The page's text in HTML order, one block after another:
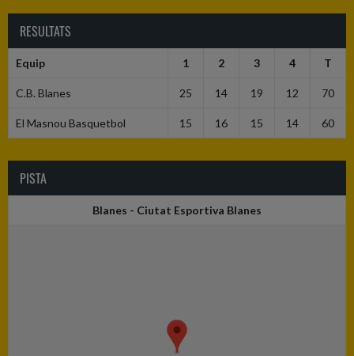
RESULTATS
Equip 1 2 3 4 T
C.B. Blanes 25 14 19 12 70
El Masnou Basquetbol 15 16 15 14 60
PISTA
Blanes - Ciutat Esportiva Blanes